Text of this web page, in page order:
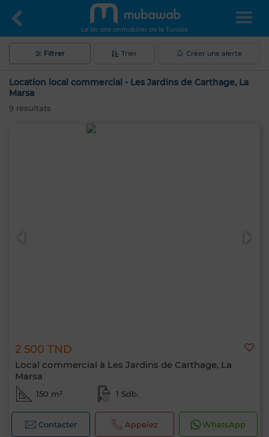
Le 1er site immobilier de la Tunisie
Filtrer Trier Créer une alerte
Location local commercial - Les Jardins de Carthage, La
Marsa
9 résultats
2 500 TND
Local commercial à Les Jardins de Carthage, La
Marsa
150 m² 1 Sdb.
Contacter Appelez WhatsApp